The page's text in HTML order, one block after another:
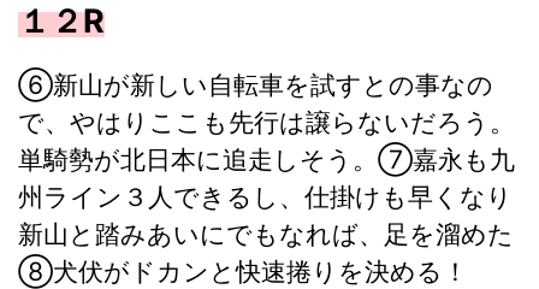
１２R
⑥新山が新しい自転車を試すとの事なの
で、やはりここも先行は譲らないだろう。
単騎勢が北日本に追走しそう。⑦嘉永も九
州ライン３人できるし、仕掛けも早くなり
新山と踏みあいにでもなれば、足を溜めた
⑧犬伏がドカンと快速捲りを決める！